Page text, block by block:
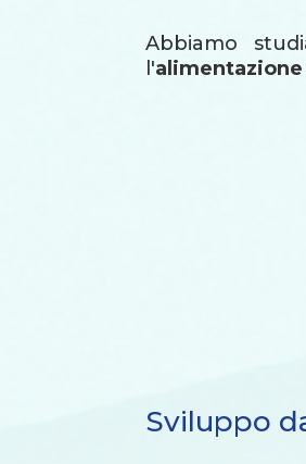
Abbiamo
l'alimentazione
Sviluppo